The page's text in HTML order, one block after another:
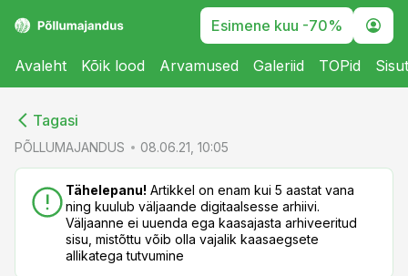
Esimene kuu -70%
Avaleht Kõik lood Arvamused Galeriid TOPid
Tagasi
PÕLLUMAJANDUS 08.06.21, 10:05
Tähelepanu! Artikkel on enam kui 5 aastat vana
ning kuulub väljaande digitaalsesse arhiivi.
Väljaanne ei uuenda ega kaasajasta arhiveeritud
sisu, mistõttu võib olla vajalik kaasaegsete
allikatega tutvumine